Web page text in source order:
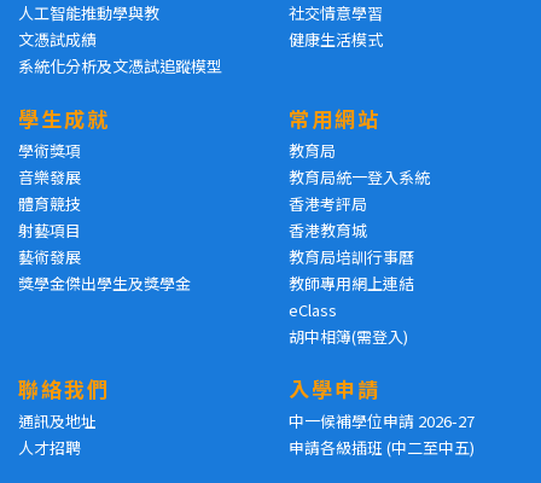
人工智能推動學與教
文憑試成績
系統化分析及文憑試追蹤模型
社交情意學習
健康生活模式
學生成就
學術獎項
音樂發展
體育競技
射藝項目
藝術發展
獎學金傑出學生及獎學金
常用網站
教育局
教育局統一登入系統
香港考評局
香港教育城
教育局培訓行事曆
教師專用網上連結
eClass
胡中相簿(需登入)
聯絡我們
通訊及地址
人才招聘
入學申請
中一候補學位申請 2026-27
申請各級插班 (中二至中五)